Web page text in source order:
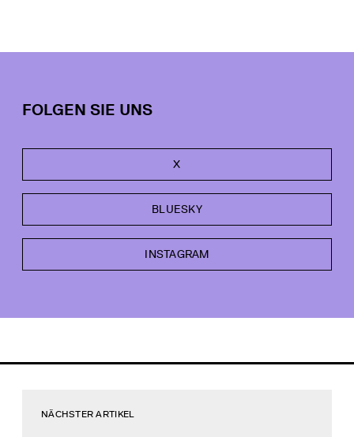
FOLGEN SIE UNS
X
BLUESKY
INSTAGRAM
NÄCHSTER ARTIKEL